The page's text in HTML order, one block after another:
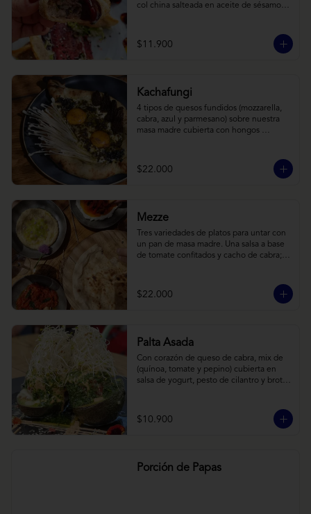
col china salteada en aceite de sésamo,
$11.900
Kachafungi
4 tipos de quesos fundidos (mozzarella,
cabra, azul y parmesano) sobre nuestra
masa madre cubierta con hongos
frescas y pequeños toques de
chimichurri.
$22.000
Mezze
Tres variedades de platos para untar con
un pan de masa madre. Una salsa a base
de tomate confitados y cacho de cabra;
cebollas horneadas largamente, con
toques de aceite asiático sobre cama de
$22.000
Palta Asada
Con corazón de queso de cabra, mix de
(quínoa, tomate y pepino) cubierta en
salsa de yogurt, pesto de cilantro y brotes
$10.900
Porción de Papas